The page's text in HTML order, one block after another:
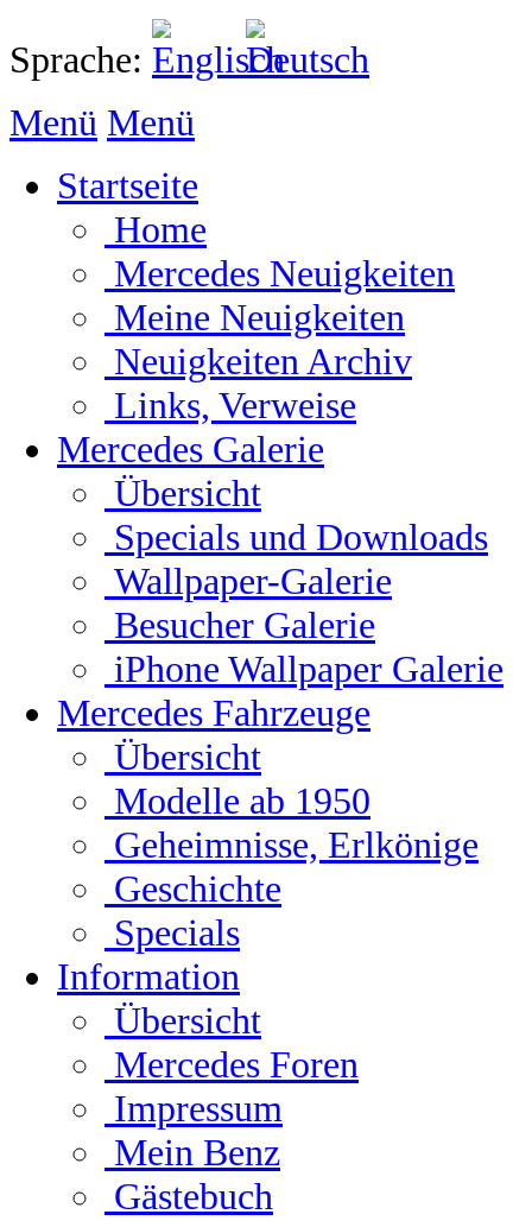
Sprache:
Menü Menü
Startseite
Home
Mercedes Neuigkeiten
Meine Neuigkeiten
Neuigkeiten Archiv
Links, Verweise
Mercedes Galerie
Übersicht
Specials und Downloads
Wallpaper-Galerie
Besucher Galerie
iPhone Wallpaper Galerie
Mercedes Fahrzeuge
Übersicht
Modelle ab 1950
Geheimnisse, Erlkönige
Geschichte
Specials
Information
Übersicht
Mercedes Foren
Impressum
Mein Benz
Gästebuch